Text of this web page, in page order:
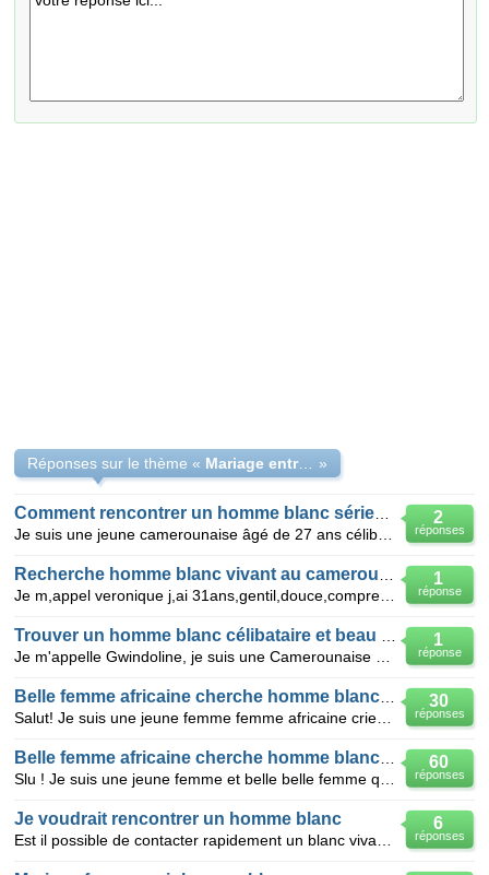
Réponses sur le thème « Mariage entre blanc et noire,j aimerais rencontrer un homme d orisérie »
2
réponses
1
réponse
1
réponse
30
réponses
60
réponses
6
réponses
Je voudrait rencontrer un homme blanc